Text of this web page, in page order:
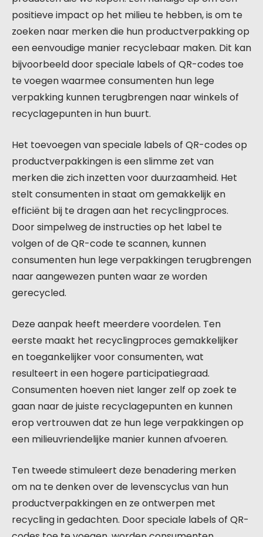
positieve impact op het milieu te hebben, is om te
zoeken naar merken die hun productverpakking op
een eenvoudige manier recyclebaar maken. Dit kan
bijvoorbeeld door speciale labels of QR-codes toe
te voegen waarmee consumenten hun lege
verpakking kunnen terugbrengen naar winkels of
recyclagepunten in hun buurt.
Het toevoegen van speciale labels of QR-codes op
productverpakkingen is een slimme zet van
merken die zich inzetten voor duurzaamheid. Het
stelt consumenten in staat om gemakkelijk en
efficiënt bij te dragen aan het recyclingproces.
Door simpelweg de instructies op het label te
volgen of de QR-code te scannen, kunnen
consumenten hun lege verpakkingen terugbrengen
naar aangewezen punten waar ze worden
gerecycled.
Deze aanpak heeft meerdere voordelen. Ten
eerste maakt het recyclingproces gemakkelijker
en toegankelijker voor consumenten, wat
resulteert in een hogere participatiegraad.
Consumenten hoeven niet langer zelf op zoek te
gaan naar de juiste recyclagepunten en kunnen
erop vertrouwen dat ze hun lege verpakkingen op
een milieuvriendelijke manier kunnen afvoeren.
Ten tweede stimuleert deze benadering merken
om na te denken over de levenscyclus van hun
productverpakkingen en ze ontwerpen met
recycling in gedachten. Door speciale labels of QR-